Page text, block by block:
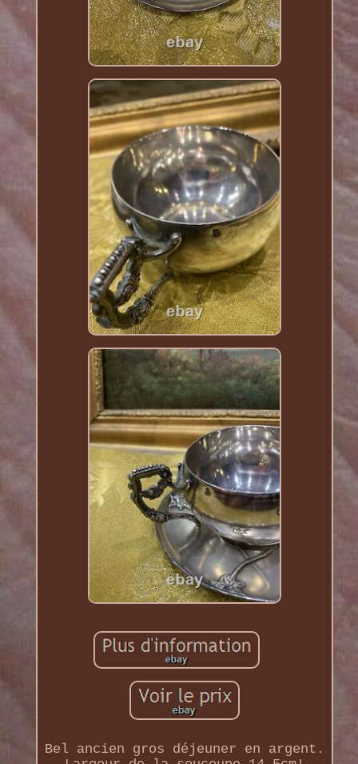
Bel ancien gros déjeuner en argent.